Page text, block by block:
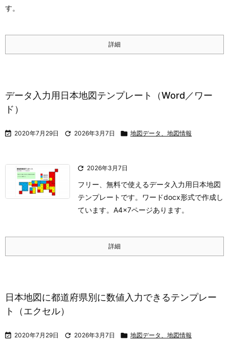
す。
詳細
データ入力用日本地図テンプレート（Word／ワー
ド）
 2020年7月29日  2026年3月7日  地図データ、地図情報
 2026年3月7日
フリー、無料で使えるデータ入力用日本地図
テンプレートです。ワードdocx形式で作成し
ています。A4×7ページあります。
詳細
日本地図に都道府県別に数値入力できるテンプレー
ト（エクセル）
 2020年7月29日  2026年3月7日  地図データ、地図情報